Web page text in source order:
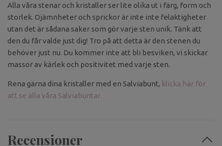
Alla våra stenar och kristaller ser lite olika ut i färg, form och
storlek. Ojämnheter och sprickor är inte inte felaktigheter
utan det är sådana saker som gör varje sten unik. Tänk att
den du får valde just dig! Tro på att detta är den stenen du
behöver just nu. Du kommer inte att bli besviken, vi skickar
massor av kärlek och positivitet med varje sten.
Rena gärna dina kristaller med en Salviabunt, klicka här för
att se alla våra Salviabuntar.
Recensioner